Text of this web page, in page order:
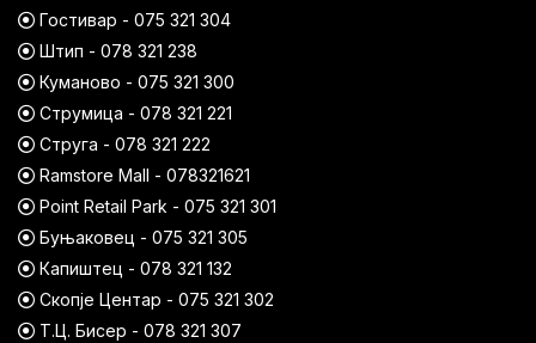
Гостивар - 075 321 304
Штип - 078 321 238
Куманово - 075 321 300
Струмица - 078 321 221
Струга - 078 321 222
Ramstore Mall - 078321621
Point Retail Park - 075 321 301
Буњаковец - 075 321 305
Капиштец - 078 321 132
Скопје Центар - 075 321 302
Т.Ц. Бисер - 078 321 307